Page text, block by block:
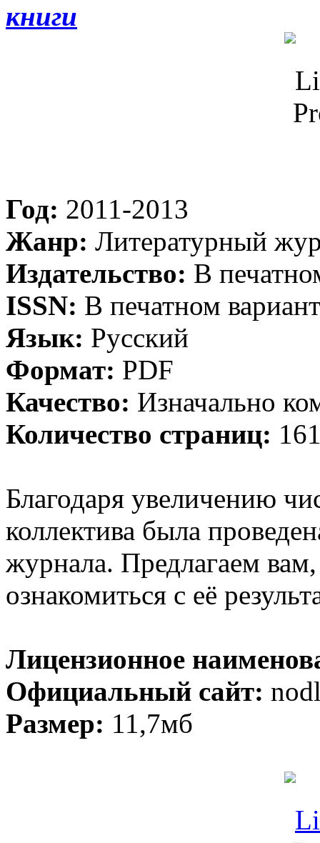
книги
Год: 2011-2013
Жанр: Литературный
Издательство: В
ISSN: В печатном
Язык: Русский
Формат: PDF
Качество: Изначально
Количество страниц:
Благодаря увеличению
коллектива была
журнала. Предлагаем
ознакомиться с её
Лицензионное
Официальный сайт:
Размер: 11,7мб